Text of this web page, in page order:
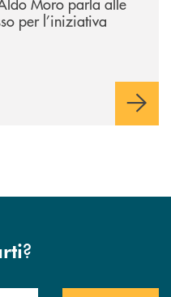
per l’iniziativa
?